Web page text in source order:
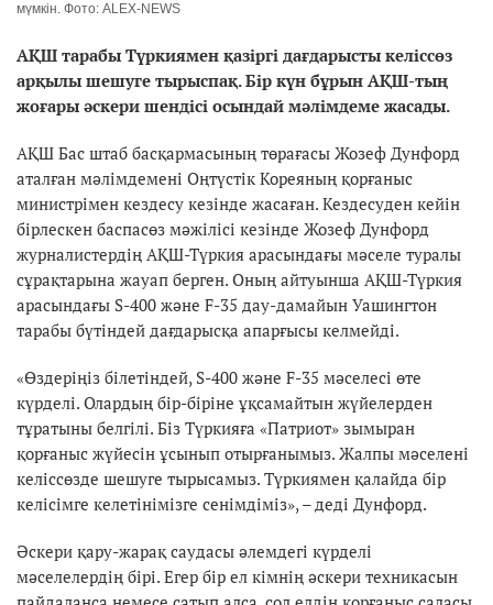
мүмкін. Фото: ALEX-NEWS
АҚШ тарабы Түркиямен қазіргі дағдарысты келіссөз
арқылы шешуге тырыспақ. Бір күн бұрын АҚШ-тың
жоғары әскери шендісі осындай мәлімдеме жасады.
АҚШ Бас штаб басқармасының төрағасы Жозеф Дунфорд
аталған мәлімдемені Оңтүстік Кореяның қорғаныс
министрімен кездесу кезінде жасаған. Кездесуден кейін
бірлескен баспасөз мәжілісі кезінде Жозеф Дунфорд
журналистердің АҚШ-Түркия арасындағы мәселе туралы
сұрақтарына жауап берген. Оның айтуынша АҚШ-Түркия
арасындағы S-400 және F-35 дау-дамайын Уашингтон
тарабы бүтіндей дағдарысқа апарғысы келмейді.
«Өздеріңіз білетіндей, S-400 және F-35 мәселесі өте
күрделі. Олардың бір-біріне ұқсамайтын жүйелерден
тұратыны белгілі. Біз Түркияға «Патриот» зымыран
қорғаныс жүйесін ұсынып отырғанымыз. Жалпы мәселені
келіссөзде шешуге тырысамыз. Түркиямен қалайда бір
келісімге келетінімізге сенімдіміз», – деді Дунфорд.
Әскери қару-жарақ саудасы әлемдегі күрделі
мәселелердің бірі. Егер бір ел кімнің әскери техникасын